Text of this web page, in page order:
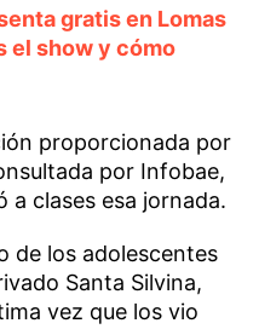
gratis en Lomas
el show y cómo
proporcionada por
por Infobae,
a clases esa jornada.
de los adolescentes
Santa Silvina,
vez que los vio